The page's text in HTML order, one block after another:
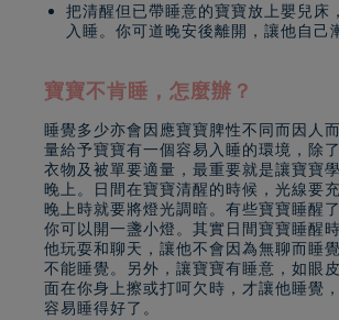
把清醒但已帶睡意的寶寶放上嬰兒床
入睡。你可道晚安後離開，讓他自己
寶寶不肯睡，怎麼辦？
睡覺多少亦會因應寶寶脾性不同而因人
量給予寶寶有一個容易入睡的環境，除
衣物及被單要適量，最重要就是讓寶寶
晚上。日間在寶寶清醒的時候，光線要
晚上時就要將燈光調暗。有些寶寶睡醒
你可以開一盞小燈。其實日間寶寶睡醒
他玩耍和聊天，讓他不會因為無聊而睡
不能睡覺。另外，讓寶寶有睡意，如眼
面在你身上擦或打呵欠時，才讓他睡覺
容易睡得好了。